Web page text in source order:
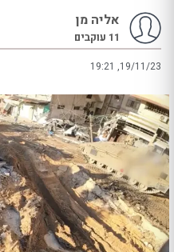
אליה מן
11 עוקבים
19:21 ,19/11/23